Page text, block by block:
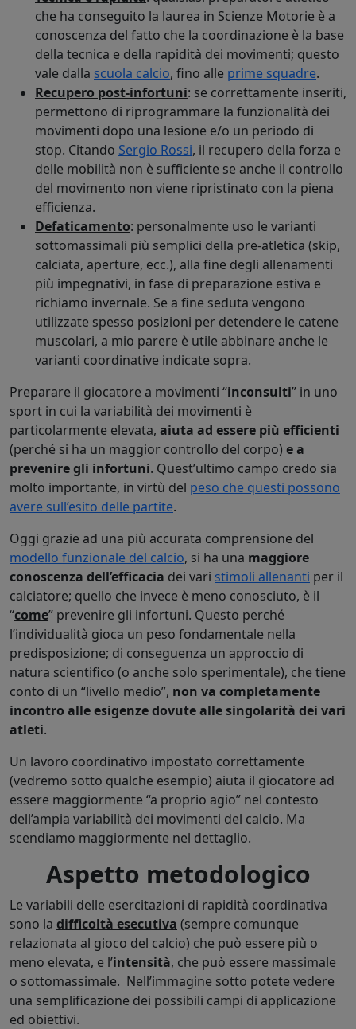
che ha conseguito la laurea in Scienze Motorie è a
conoscenza del fatto che la coordinazione è la base
della tecnica e della rapidità dei movimenti; questo
vale dalla scuola calcio, fino alle prime squadre.
Recupero post-infortuni: se correttamente inseriti,
permettono di riprogrammare la funzionalità dei
movimenti dopo una lesione e/o un periodo di
stop. Citando Sergio Rossi, il recupero della forza e
delle mobilità non è sufficiente se anche il controllo
del movimento non viene ripristinato con la piena
efficienza.
Defaticamento: personalmente uso le varianti
sottomassimali più semplici della pre-atletica (skip,
calciata, aperture, ecc.), alla fine degli allenamenti
più impegnativi, in fase di preparazione estiva e
richiamo invernale. Se a fine seduta vengono
utilizzate spesso posizioni per detendere le catene
muscolari, a mio parere è utile abbinare anche le
varianti coordinative indicate sopra.
Preparare il giocatore a movimenti “inconsulti” in uno
sport in cui la variabilità dei movimenti è
particolarmente elevata, aiuta ad essere più efficienti
(perché si ha un maggior controllo del corpo) e a
prevenire gli infortuni. Quest’ultimo campo credo sia
molto importante, in virtù del peso che questi possono
avere sull’esito delle partite.
Oggi grazie ad una più accurata comprensione del
modello funzionale del calcio, si ha una maggiore
conoscenza dell’efficacia dei vari stimoli allenanti per il
calciatore; quello che invece è meno conosciuto, è il
“come” prevenire gli infortuni. Questo perché
l’individualità gioca un peso fondamentale nella
predisposizione; di conseguenza un approccio di
natura scientifico (o anche solo sperimentale), che tiene
conto di un “livello medio”, non va completamente
incontro alle esigenze dovute alle singolarità dei vari
atleti.
Un lavoro coordinativo impostato correttamente
(vedremo sotto qualche esempio) aiuta il giocatore ad
essere maggiormente “a proprio agio” nel contesto
dell’ampia variabilità dei movimenti del calcio. Ma
scendiamo maggiormente nel dettaglio.
Aspetto metodologico
Le variabili delle esercitazioni di rapidità coordinativa
sono la difficoltà esecutiva (sempre comunque
relazionata al gioco del calcio) che può essere più o
meno elevata, e l’intensità, che può essere massimale
o sottomassimale. Nell’immagine sotto potete vedere
una semplificazione dei possibili campi di applicazione
ed obiettivi.